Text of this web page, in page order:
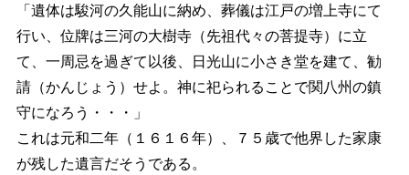
「遺体は駿河の久能山に納め、葬儀は江戸の増上寺にて
行い、位牌は三河の大樹寺（先祖代々の菩提寺）に立
て、一周忌を過ぎて以後、日光山に小さき堂を建て、勧
請（かんじょう）せよ。神に祀られることで関八州の鎮
守になろう・・・」
これは元和二年（１６１６年）、７５歳で他界した家康
が残した遺言だそうである。